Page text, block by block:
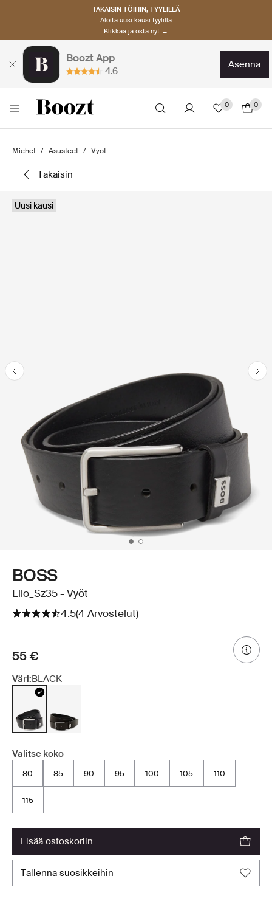
TAKAISIN TÖIHIN, TYYLILLÄ
Aloita uusi kausi tyylillä
Klikkaa ja osta nyt →
Boozt App
4.6
asenna
0 0
Miehet Asusteet Vyöt
takaisin
Uusi kausi
BOSS
Elio_Sz35 - Vyöt
4.5(4 Arvostelut)
55 €
Väri:BLACK
Valitse koko
80 85 90 95 100 105 110
115
lisää ostoskoriin
tallenna suosikkeihin